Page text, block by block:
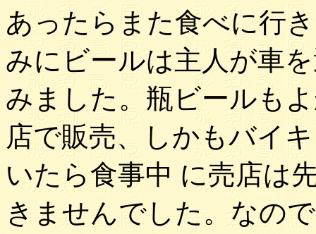
あったらまた食べに行
みにビールは主人が車
みました。瓶ビールも
店で販売、しかもバイ
いたら食事中 に売店は
きませんでした。なの